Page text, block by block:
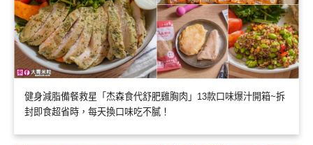
健身減脂備餐救星「杰森食代舒肥雞胸肉」13款口味爆汁開箱~拆
封即食超省時，每天換口味吃不膩！